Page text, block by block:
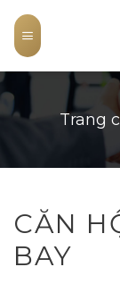
content
Trang
CĂN
BAY